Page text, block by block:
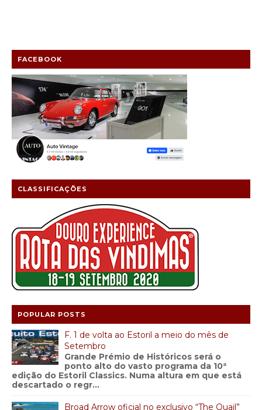
FACEBOOK
CLASSIFICAÇÕES
POPULAR POSTS
F. 1 de volta ao Estoril a meio do mês de
Setembro
Grande Prémio de Históricos será o
ponto alto do vasto programa da 10ª
edição do Estoril Classics. Numa altura em que está
descartado o regr...
Broad Arrow oficial no exclusivo “The Quail”